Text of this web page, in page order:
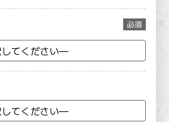
必須